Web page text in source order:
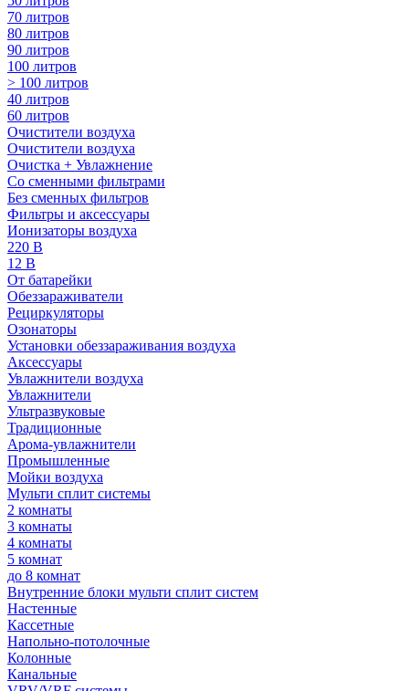
70 литров
80 литров
90 литров
100 литров
> 100 литров
40 литров
60 литров
Очистители воздуха
Очистители воздуха
Очистка + Увлажнение
Cо сменными фильтрами
Без сменных фильтров
Фильтры и аксессуары
Ионизаторы воздуха
220 В
12 В
От батарейки
Обеззараживатели
Рециркуляторы
Озонаторы
Установки обеззараживания воздуха
Аксессуары
Увлажнители воздуха
Увлажнители
Ультразвуковые
Традиционные
Арома-увлажнители
Промышленные
Мойки воздуха
Мульти сплит системы
2 комнаты
3 комнаты
4 комнаты
5 комнат
до 8 комнат
Внутренние блоки мульти сплит систем
Настенные
Кассетные
Напольно-потолочные
Колонные
Канальные